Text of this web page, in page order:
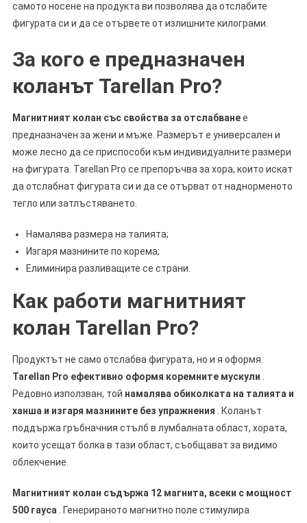
самото носене на продукта ви позволява да отслабите
фигурата си и да се отървете от излишните килограми.
За кого е предназначен
коланът Tarellan Pro?
Магнитният колан със свойства за отслабванее
предназначен за жени и мъже. Размерът е универсален и
може лесно да се приспособи към индивидуалните размери
на фигурата. Tarellan Pro се препоръчва за хора, които искат
да отслабнат фигурата си и да се отърват от наднорменото
тегло или затлъстяването.
Намалява размера на талията;
Изгаря мазнините по корема;
Елиминира разливащите се страни.
Как работи магнитният
колан Tarellan Pro?
Продуктът не само отслабва фигурата, но и я оформя.
Tarellan Pro ефективно оформя коремните мускули
Редовно използван, той намалява обиколката на талията и
ханша и изгаря мазнините без упражнения . Коланът
поддържа гръбначния стълб в лумбалната област, хората,
които усещат болка в тази област, съобщават за видимо
облекчение.
Магнитният колан съдържа 12 магнита, всеки с мощност
500 гауса . Генерираното магнитно поле стимулира